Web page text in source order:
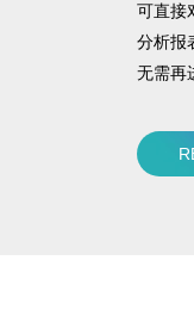
可直接
分析报
无需再